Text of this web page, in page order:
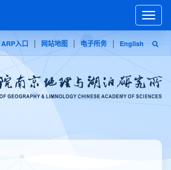
ARP入口 | 网站地图 | 电子所务 | English
Toggle